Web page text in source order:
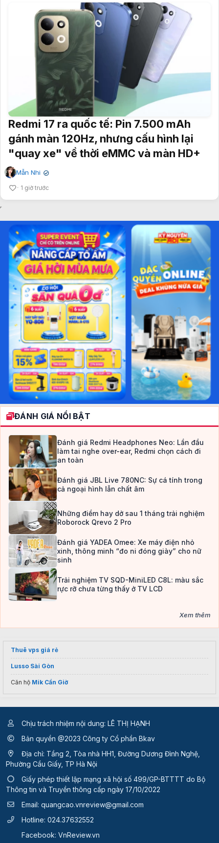
Redmi 17 ra quốc tế: Pin 7.500 mAh
gánh màn 120Hz, nhưng cấu hình lại
"quay xe" về thời eMMC và màn HD+
Mẫn Nhi ✔
1 giờ trước
ĐÁNH GIÁ NỔI BẬT
Đánh giá Redmi Headphones Neo: Lần đầu
làm tai nghe over-ear, Redmi chọn cách đi
an toàn
Đánh giá JBL Live 780NC: Sự cá tính trong
cả ngoại hình lẫn chất âm
Những điểm hay dở sau 1 tháng trải nghiệm
Roborock Qrevo 2 Pro
Đánh giá YADEA Omee: Xe máy điện nhỏ
xinh, thông minh “đo ni đóng giày” cho nữ
sinh
Trải nghiệm TV SQD-MiniLED C8L: màu sắc
rực rỡ chưa từng thấy ở TV LCD
Xem thêm
Thuê vps giá rẻ
Lusso Sài Gòn
Căn hộ Mik Cần Giờ
Chịu trách nhiệm nội dung: LÊ THỊ HẠNH
Bản quyền @2023 Công ty Cổ phần Bkav
Địa chỉ: Tầng 2, Tòa nhà HH1, Đường Dương Đình Nghệ,
Phường Cầu Giấy, TP Hà Nội
Giấy phép thiết lập mạng xã hội số 499/GP-BTTTT do Bộ
Thông tin và Truyền thông cấp ngày 17/10/2022
Email: quangcao.vnreview@gmail.com
Hotline: 024.37632552
Facebook: VnReview.vn